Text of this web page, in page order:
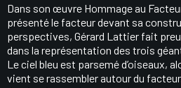
Dans son œuvre Hommage au
présenté le facteur devant sa
perspectives, Gérard Lattier fait
dans la représentation des trois
Le ciel bleu est parsemé d’oiseaux,
vient se rassembler autour du